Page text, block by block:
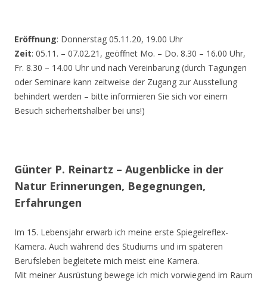
Eröffnung: Donnerstag 05.11.20, 19.00 Uhr
Zeit: 05.11. – 07.02.21, geöffnet Mo. – Do. 8.30 – 16.00 Uhr,
Fr. 8.30 – 14.00 Uhr und nach Vereinbarung (durch Tagungen
oder Seminare kann zeitweise der Zugang zur Ausstellung
behindert werden – bitte informieren Sie sich vor einem
Besuch sicherheitshalber bei uns!)
Günter P. Reinartz – Augenblicke in der
Natur Erinnerungen, Begegnungen,
Erfahrungen
Im 15. Lebensjahr erwarb ich meine erste Spiegelreflex-
Kamera. Auch während des Studiums und im späteren
Berufsleben begleitete mich meist eine Kamera.
Mit meiner Ausrüstung bewege ich mich vorwiegend im Raum